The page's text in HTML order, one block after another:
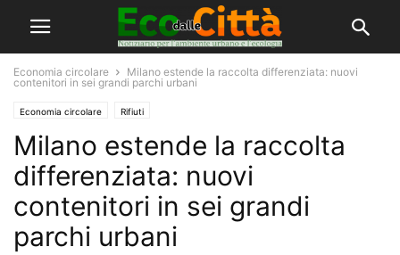
Economia circolare
Milano estende la raccolta differenziata: nuovi
contenitori in sei grandi parchi urbani
Economia circolare Rifiuti
Milano estende la raccolta
differenziata: nuovi
contenitori in sei grandi
parchi urbani